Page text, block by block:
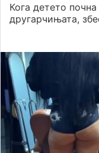
Кога детето
другарчињата,